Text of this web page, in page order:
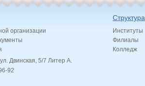
организации
Двинская, 5/7 Литер А.
92
Структура
Институты
Филиалы
Колледж